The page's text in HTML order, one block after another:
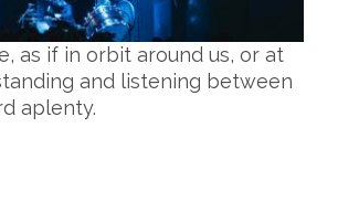
as if in orbit around us, or at
and listening between
aplenty.